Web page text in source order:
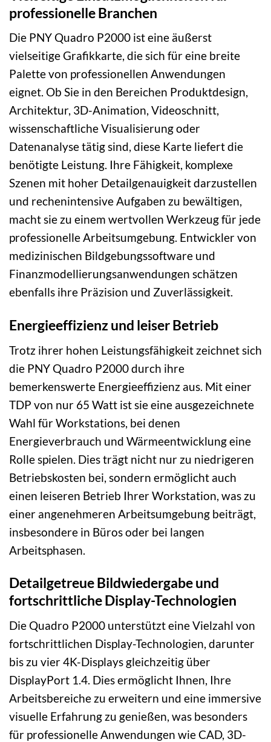
professionelle Branchen
Die PNY Quadro P2000 ist eine äußerst
vielseitige Grafikkarte, die sich für eine breite
Palette von professionellen Anwendungen
eignet. Ob Sie in den Bereichen Produktdesign,
Architektur, 3D-Animation, Videoschnitt,
wissenschaftliche Visualisierung oder
Datenanalyse tätig sind, diese Karte liefert die
benötigte Leistung. Ihre Fähigkeit, komplexe
Szenen mit hoher Detailgenauigkeit darzustellen
und rechenintensive Aufgaben zu bewältigen,
macht sie zu einem wertvollen Werkzeug für jede
professionelle Arbeitsumgebung. Entwickler von
medizinischen Bildgebungssoftware und
Finanzmodellierungsanwendungen schätzen
ebenfalls ihre Präzision und Zuverlässigkeit.
Energieeffizienz und leiser Betrieb
Trotz ihrer hohen Leistungsfähigkeit zeichnet sich
die PNY Quadro P2000 durch ihre
bemerkenswerte Energieeffizienz aus. Mit einer
TDP von nur 65 Watt ist sie eine ausgezeichnete
Wahl für Workstations, bei denen
Energieverbrauch und Wärmeentwicklung eine
Rolle spielen. Dies trägt nicht nur zu niedrigeren
Betriebskosten bei, sondern ermöglicht auch
einen leiseren Betrieb Ihrer Workstation, was zu
einer angenehmeren Arbeitsumgebung beiträgt,
insbesondere in Büros oder bei langen
Arbeitsphasen.
Detailgetreue Bildwiedergabe und
fortschrittliche Display-Technologien
Die Quadro P2000 unterstützt eine Vielzahl von
fortschrittlichen Display-Technologien, darunter
bis zu vier 4K-Displays gleichzeitig über
DisplayPort 1.4. Dies ermöglicht Ihnen, Ihre
Arbeitsbereiche zu erweitern und eine immersive
visuelle Erfahrung zu genießen, was besonders
für professionelle Anwendungen wie CAD, 3D-